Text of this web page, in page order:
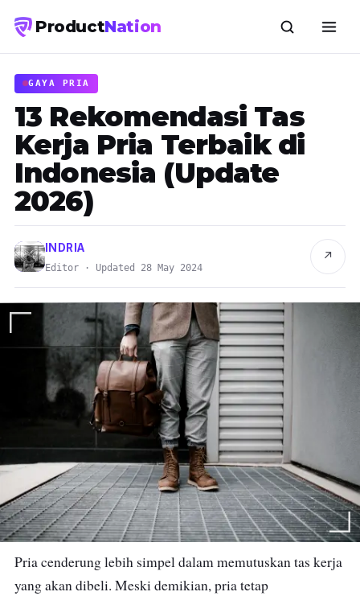
ProductNation
GAYA PRIA
13 Rekomendasi Tas
Kerja Pria Terbaik di
Indonesia (Update
2026)
INDRIA
Editor · Updated 28 May 2024
↗
Pria cenderung lebih simpel dalam memutuskan tas kerja
yang akan dibeli. Meski demikian, pria tetap